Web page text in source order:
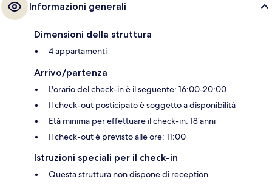
Informazioni generali
Dimensioni della struttura
4 appartamenti
Arrivo/partenza
L'orario del check-in è il seguente: 16:00-20:00
Il check-out posticipato è soggetto a disponibilità
Età minima per effettuare il check-in: 18 anni
Il check-out è previsto alle ore: 11:00
Istruzioni speciali per il check-in
Questa struttura non dispone di reception.